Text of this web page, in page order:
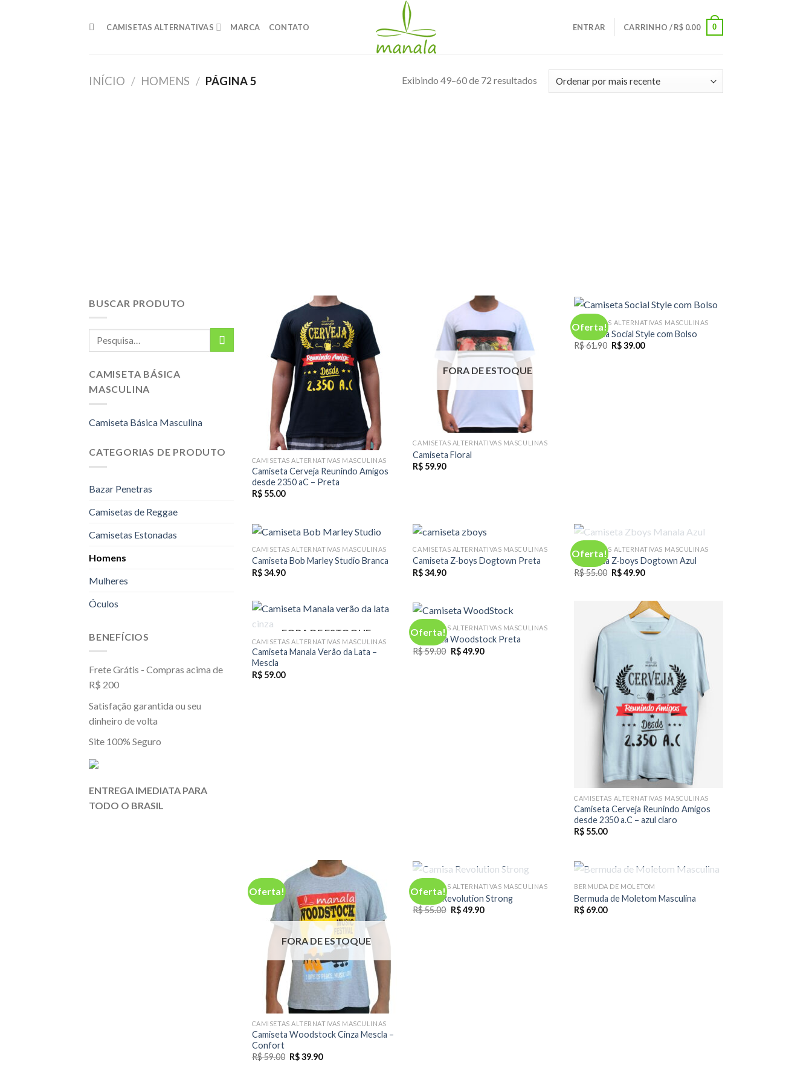
CAMISETAS ALTERNATIVAS MARCA CONTATO ENTRAR CARRINHO /R$ 0.00 0
INÍCIO / HOMENS / PÁGINA 5 Exibindo 49–60 de 72 resultados
BUSCAR PRODUTO
Pesquisar
por:
CAMISETA BÁSICA
MASCULINA
Camiseta Básica Masculina
CATEGORIAS DE PRODUTO
Bazar Penetras
Camisetas de Reggae
Camisetas Estonadas
Homens
Mulheres
Óculos
BENEFÍCIOS
Frete Grátis - Compras acima de
R$ 200
Satisfação garantida ou seu
dinheiro de volta
Site 100% Seguro
ENTREGA IMEDIATA PARA
TODO O BRASIL
CAMISETAS ALTERNATIVAS MASCULINAS
Camiseta Cerveja Reunindo Amigos
desde 2350 aC – Preta
R$55.00
FORA DE ESTOQUE
CAMISETAS ALTERNATIVAS MASCULINAS
Camiseta Floral
R$ 59.90
Oferta!
CAMISETAS ALTERNATIVAS MASCULINAS
Camiseta Social Style com Bolso
R$61.90 O
preço
R$39.00O
CAMISETAS ALTERNATIVAS MASCULINAS
Camiseta Bob Marley Studio Branca
R$34.90
CAMISETAS ALTERNATIVAS MASCULINAS
Camiseta Z-boys Dogtown Preta
R$34.90
Oferta!FORA DE ESTOQUE
CAMISETAS ALTERNATIVAS MASCULINAS
Camiseta Z-boys Dogtown Azul
R$55.00 O
preço
R$ 55.00.
R$49.90O
R$ 49.90.
FORA DE ESTOQUE
CAMISETAS ALTERNATIVAS MASCULINAS
Camiseta Manala Verão da Lata –
Mescla
R$59.00
Oferta!
CAMISETAS ALTERNATIVAS MASCULINAS
Camiseta Woodstock Preta
R$59.00 O
preço
R$49.90O
CAMISETAS ALTERNATIVAS MASCULINAS
Camiseta Cerveja Reunindo Amigos
desde 2350 a.C – azul claro
R$ 55.00
Oferta!
FORA DE ESTOQUE
CAMISETAS ALTERNATIVAS MASCULINAS
Camiseta Woodstock Cinza Mescla –
Confort
R$59.00 O
preço
R$39.90O
Oferta!FORA DE ESTOQUE
CAMISETAS ALTERNATIVAS MASCULINAS
Camisa Revolution Strong
R$55.00 O
preço
R$49.90O
FORA DE ESTOQUE
BERMUDA DE MOLETOM
Bermuda de Moletom Masculina
R$ 69.00